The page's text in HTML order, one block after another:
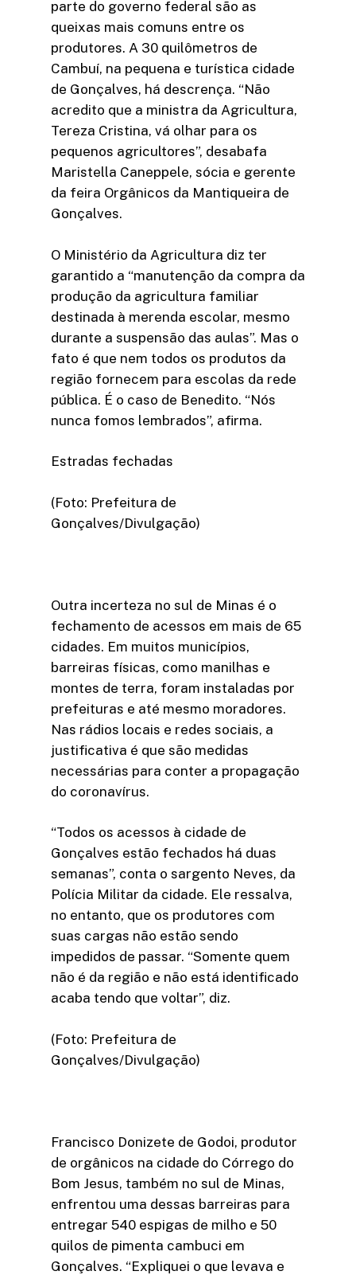
parte do governo federal são as
queixas mais comuns entre os
produtores. A 30 quilômetros de
Cambuí, na pequena e turística cidade
de Gonçalves, há descrença. “Não
acredito que a ministra da Agricultura,
Tereza Cristina, vá olhar para os
pequenos agricultores”, desabafa
Maristella Caneppele, sócia e gerente
da feira Orgânicos da Mantiqueira de
Gonçalves.
O Ministério da Agricultura diz ter
garantido a “manutenção da compra da
produção da agricultura familiar
destinada à merenda escolar, mesmo
durante a suspensão das aulas”. Mas o
fato é que nem todos os produtos da
região fornecem para escolas da rede
pública. É o caso de Benedito. “Nós
nunca fomos lembrados”, afirma.
Estradas fechadas
(Foto: Prefeitura de
Gonçalves/Divulgação)
Outra incerteza no sul de Minas é o
fechamento de acessos em mais de 65
cidades. Em muitos municípios,
barreiras físicas, como manilhas e
montes de terra, foram instaladas por
prefeituras e até mesmo moradores.
Nas rádios locais e redes sociais, a
justificativa é que são medidas
necessárias para conter a propagação
do coronavírus.
“Todos os acessos à cidade de
Gonçalves estão fechados há duas
semanas”, conta o sargento Neves, da
Polícia Militar da cidade. Ele ressalva,
no entanto, que os produtores com
suas cargas não estão sendo
impedidos de passar. “Somente quem
não é da região e não está identificado
acaba tendo que voltar”, diz.
(Foto: Prefeitura de
Gonçalves/Divulgação)
Francisco Donizete de Godoi, produtor
de orgânicos na cidade do Córrego do
Bom Jesus, também no sul de Minas,
enfrentou uma dessas barreiras para
entregar 540 espigas de milho e 50
quilos de pimenta cambuci em
Gonçalves. “Expliquei o que levava e